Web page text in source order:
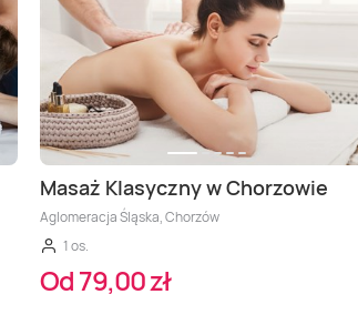
Masaż Klasyczny w Chorzowie
Aglomeracja Śląska, Chorzów
1 os.
Od 79,00 zł